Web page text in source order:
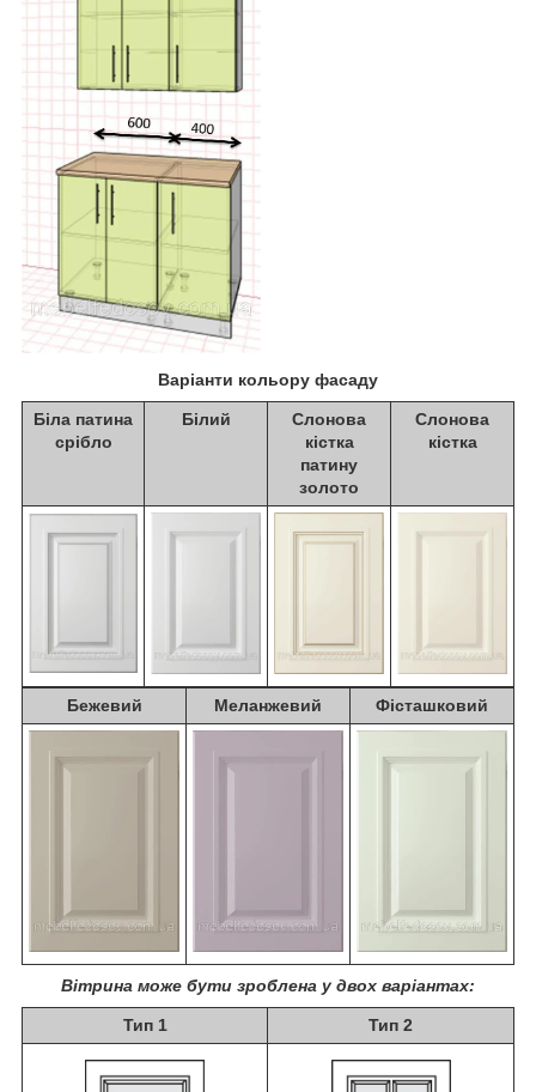
Варіанти кольору фасаду
Біла патина
срібло
Білий
Слонова
кістка
патину
золото
Слонова
кістка
Бежевий Меланжевий Фісташковий
Вітрина може бути зроблена у двох варіантах:
Тип 1 Тип 2